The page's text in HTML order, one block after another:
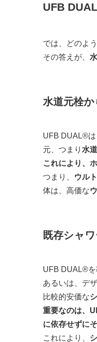
UFB
では、どのよ
その答えが、
水道元栓
UFB DUAL®
元、つまり 水
これにより、
つまり、
ウル
体は、高価な
既存シャ
UFB DUAL®を
あるいは、デ
比較的安価な
重要なのは、
に依存せずに
これにより、